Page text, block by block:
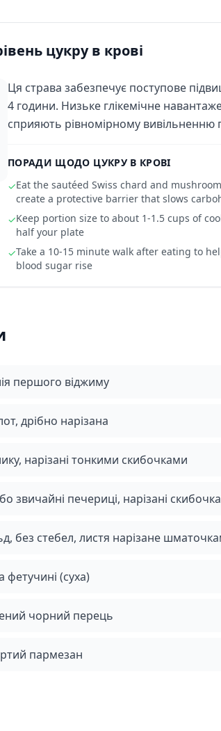
цукру в крові
Ця страва забезпечує поступове
4 години. Низьке глікемічне
сприяють рівномірному вивільненню
ПОРАДИ ЩОДО ЦУКРУ В КРОВІ
✓Eat the sautéed Swiss chard and
create a protective barrier that slows
✓Keep portion size to about 1-1.5 cups of
half your plate
✓Take a 10-15 minute walk after eating to
blood sugar rise
першого віджиму
дрібно нарізана
нарізані тонкими скибочками
звичайні печериці, нарізані
без стебел, листя нарізане
фетучині (суха)
чорний перець
пармезан